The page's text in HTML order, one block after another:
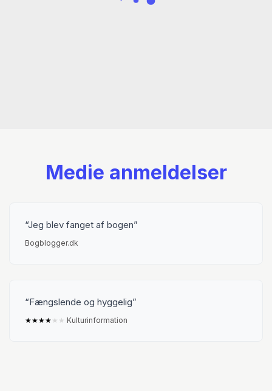
Medie anmeldelser
Jeg blev fanget af bogen
Bogblogger.dk
Fængslende og hyggelig
★★★★ ★ ★ Kulturinformation